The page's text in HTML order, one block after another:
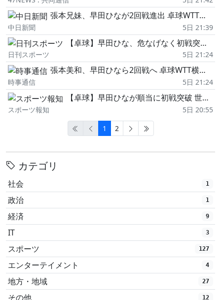
張本兄妹、早田ひなが2回戦進出 卓球WTTチャンピオンズ
中日新聞 5日 21:39
【卓球】早田ひな、危なげなく初戦突破…香港選手に…
日刊スポーツ 5日 21:24
張本美和、早田ひなら2回戦へ 卓球WTT横浜大会
時事通信 5日 21:24
【卓球】早田ひなが順当に初戦突破 世界28位・香港エースに3―1で2回戦進出…WTTチャンピオンズ横浜
スポーツ報知
5日 20:55
1
2
カテゴリ
社会 1
政治 1
経済 9
IT 3
スポーツ 127
エンターテイメント 4
地方・地域 27
その他 12